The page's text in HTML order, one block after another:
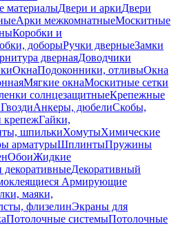
материалыДвери и аркиДвери
Арки межкомнатныеМоскитные
Коробки и
доборыРучки дверныеЗамки
двернаяДоводчики
ОкнаПодоконники, отливыОкна
Мягкие окнаМоскитные сетки
солнцезащитныеКрепежные
ГвоздиАнкеры, дюбелиСкобы,
крепежГайки,
шпилькиХомутыХимические
арматурыШплинтыПружины
ОбоиЖидкие
Декоративный
Армирующие
маяки,
флизелинЭкраны для
Потолочные системыПотолочные